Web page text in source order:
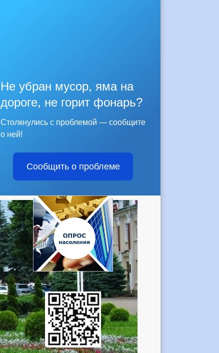
Не убран мусор, яма на
дороге, не горит фонарь?
Столкнулись с проблемой — сообщите
о ней!
Сообщить о проблеме